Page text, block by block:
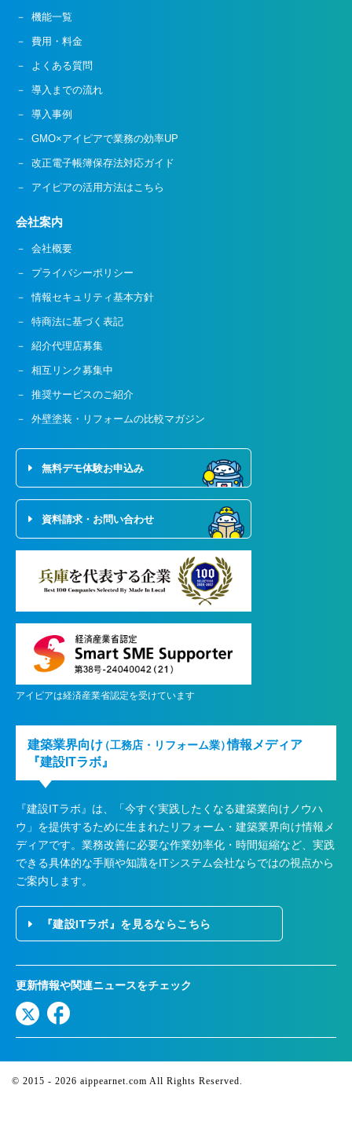
機能一覧
費用・料金
よくある質問
導入までの流れ
導入事例
GMO×アイピアで業務の効率UP
改正電子帳簿保存法対応ガイド
アイピアの活用方法はこちら
会社案内
会社概要
プライバシーポリシー
情報セキュリティ基本方針
特商法に基づく表記
紹介代理店募集
相互リンク募集中
推奨サービスのご紹介
外壁塗装・リフォームの比較マガジン
無料デモ体験お申込み
資料請求・お問い合わせ
アイピアは経済産業省認定を受けています
建築業界向け（工務店・リフォーム業）情報メディア
『建設ITラボ』
『建設ITラボ』は、
「今すぐ実践したくなる建築業向けノウハ
ウ」を提供するために生まれたリフォーム・建築業界向け情報メ
ディアです。業務改善に必要な作業効率化・時間短縮など、実践
できる具体的な手順や知識をITシステム会社ならではの視点から
ご案内します。
『建設ITラボ』を見るならこちら
更新情報や関連ニュースをチェック
© 2015 - 2026 aippearnet.com All Rights Reserved.